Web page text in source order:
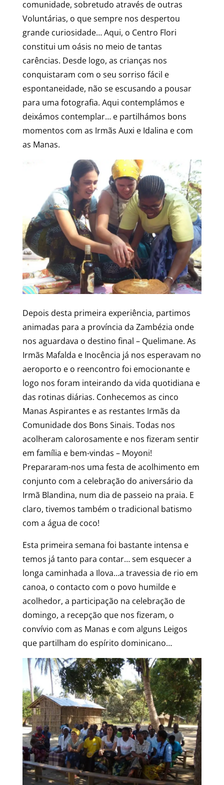
comunidade, sobretudo através de outras
Voluntárias, o que sempre nos despertou
grande curiosidade… Aqui, o Centro Flori
constitui um oásis no meio de tantas
carências. Desde logo, as crianças nos
conquistaram com o seu sorriso fácil e
espontaneidade, não se escusando a pousar
para uma fotografia. Aqui contemplámos e
deixámos contemplar… e partilhámos bons
momentos com as Irmãs Auxi e Idalina e com
as Manas.
Depois desta primeira experiência, partimos
animadas para a província da Zambézia onde
nos aguardava o destino final – Quelimane. As
Irmãs Mafalda e Inocência já nos esperavam no
aeroporto e o reencontro foi emocionante e
logo nos foram inteirando da vida quotidiana e
das rotinas diárias. Conhecemos as cinco
Manas Aspirantes e as restantes Irmãs da
Comunidade dos Bons Sinais. Todas nos
acolheram calorosamente e nos fizeram sentir
em família e bem-vindas – Moyoni!
Prepararam-nos uma festa de acolhimento em
conjunto com a celebração do aniversário da
Irmã Blandina, num dia de passeio na praia. E
claro, tivemos também o tradicional batismo
com a água de coco!
Esta primeira semana foi bastante intensa e
temos já tanto para contar… sem esquecer a
longa caminhada a Ilova…a travessia de rio em
canoa, o contacto com o povo humilde e
acolhedor, a participação na celebração de
domingo, a recepção que nos fizeram, o
convívio com as Manas e com alguns Leigos
que partilham do espírito dominicano…